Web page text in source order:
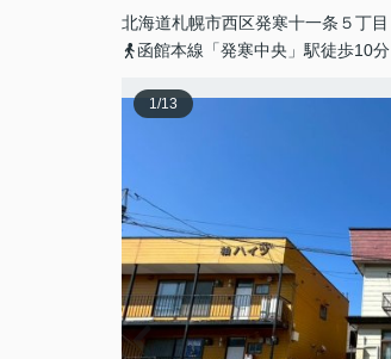
北海道札幌市西区発寒十一条 ５丁目
函館本線「発寒中央」駅徒歩10分
1/13